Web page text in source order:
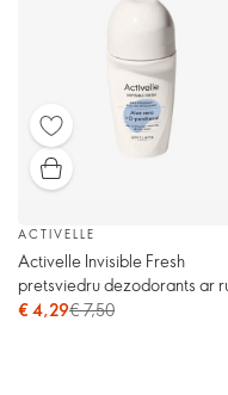
ACTIVELLE
Activelle Invisible Fresh
pretsviedru dezodorants ar
€ 4,29€ 7,50